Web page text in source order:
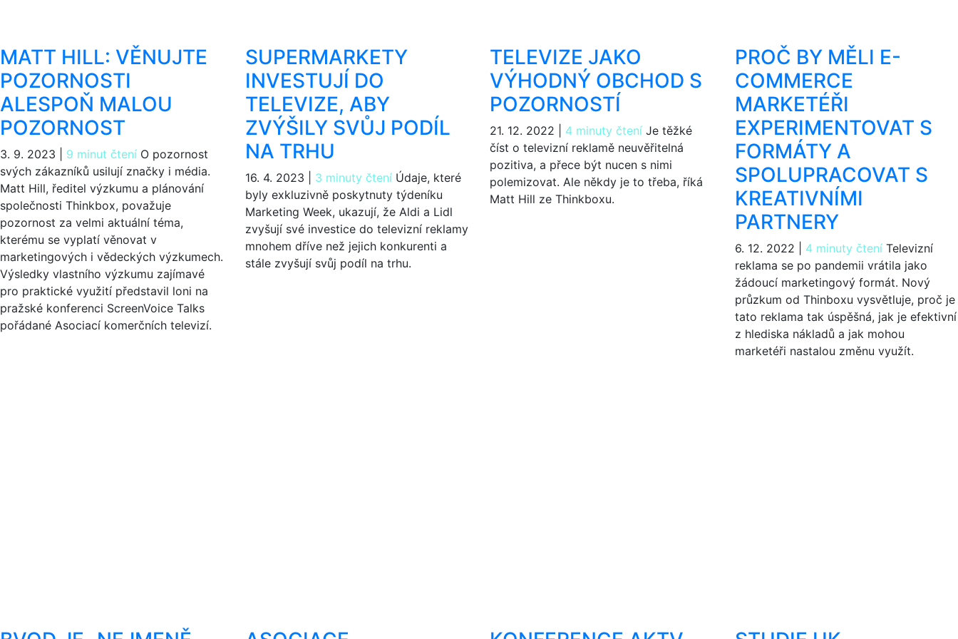
MATT HILL: VĚNUJTE
POZORNOSTI
ALESPOŇ MALOU
POZORNOST
3. 9. 2023 9 minut čtení O pozornost
svých zákazníků usilují značky i média.
Matt Hill, ředitel výzkumu a plánování
společnosti Thinkbox, považuje
pozornost za velmi aktuální téma,
kterému se vyplatí věnovat v
marketingových i vědeckých výzkumech.
Výsledky vlastního výzkumu zajímavé
pro praktické využití představil loni na
pražské konferenci ScreenVoice Talks
pořádané Asociací komerčních televizí.
SUPERMARKETY
INVESTUJÍ DO
TELEVIZE, ABY
ZVÝŠILY SVŮJ PODÍL
NA TRHU
16. 4. 2023 3 minuty čteníÚdaje, které
byly exkluzivně poskytnuty týdeníku
Marketing Week, ukazují, že Aldi a Lidl
zvyšují své investice do televizní reklamy
mnohem dříve než jejich konkurenti a
stále zvyšují svůj podíl na trhu.
TELEVIZE JAKO
VÝHODNÝ OBCHOD S
POZORNOSTÍ
21. 12. 2022 4 minuty čtení Je těžké
číst o televizní reklamě neuvěřitelná
pozitiva, a přece být nucen s nimi
polemizovat. Ale někdy je to třeba, říká
Matt Hill ze Thinkboxu.
PROČ BY MĚLI E-
COMMERCE
MARKETÉŘI
EXPERIMENTOVAT S
FORMÁTY A
SPOLUPRACOVAT S
KREATIVNÍMI
PARTNERY
6. 12. 2022 4 minuty čteníTelevizní
reklama se po pandemii vrátila jako
žádoucí marketingový formát. Nový
průzkum od Thinboxu vysvětluje, proč je
tato reklama tak úspěšná, jak je efektivní
z hlediska nákladů a jak mohou
marketéři nastalou změnu využít.